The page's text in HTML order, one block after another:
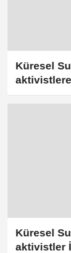
Küresel
Küresel
aktivistler